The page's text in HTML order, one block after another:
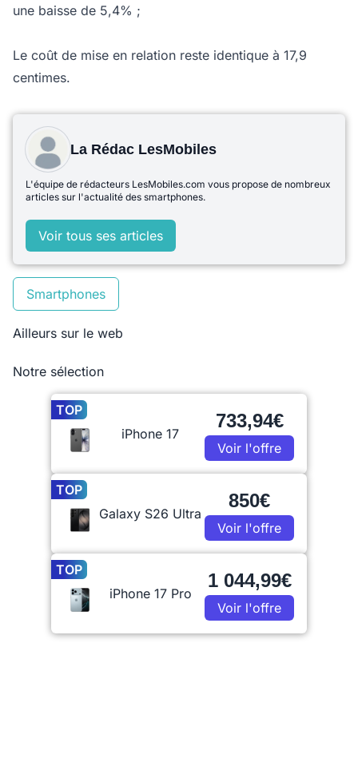
une baisse de 5,4% ;
Le coût de mise en relation reste identique à 17,9
centimes.
La Rédac LesMobiles
L'équipe de rédacteurs LesMobiles.com vous propose de nombreux
articles sur l'actualité des smartphones.
Voir tous ses articles
Smartphones
Ailleurs sur le web
Notre sélection
TOP
iPhone 17
733,94€
Voir l'offre
TOP
Galaxy S26 Ultra
850€
Voir l'offre
TOP
iPhone 17 Pro
1 044,99€
Voir l'offre